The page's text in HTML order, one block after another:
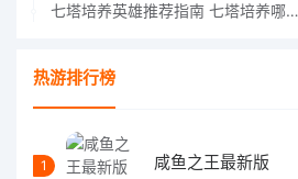
七塔培养英雄推荐指南 七塔培养哪个英雄好
热游排行榜
1 咸鱼之王最新版